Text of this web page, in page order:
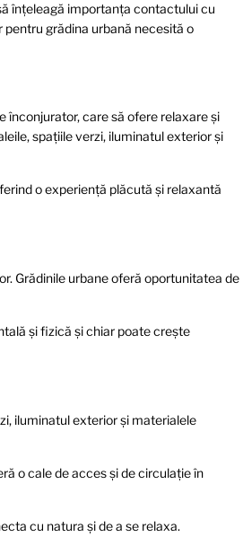
înțeleagă importanța contactului cu
grădina urbană necesită o
înconjurator, care să ofere relaxare și
spațiile verzi, iluminatul exterior și
o experiență plăcută și relaxantă
Grădinile urbane oferă oportunitatea de
și fizică și chiar poate crește
iluminatul exterior și materialele
o cale de acces și de circulație în
cu natura și de a se relaxa.